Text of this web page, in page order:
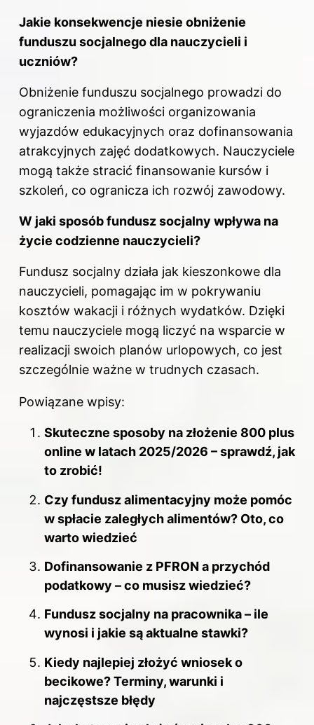
Jakie konsekwencje niesie obniżenie
funduszu socjalnego dla nauczycieli i
uczniów?
Obniżenie funduszu socjalnego prowadzi do
ograniczenia możliwości organizowania
wyjazdów edukacyjnych oraz dofinansowania
atrakcyjnych zajęć dodatkowych. Nauczyciele
mogą także stracić finansowanie kursów i
szkoleń, co ogranicza ich rozwój zawodowy.
W jaki sposób fundusz socjalny wpływa na
życie codzienne nauczycieli?
Fundusz socjalny działa jak kieszonkowe dla
nauczycieli, pomagając im w pokrywaniu
kosztów wakacji i różnych wydatków. Dzięki
temu nauczyciele mogą liczyć na wsparcie w
realizacji swoich planów urlopowych, co jest
szczególnie ważne w trudnych czasach.
Powiązane wpisy:
Skuteczne sposoby na złożenie 800 plus
online w latach 2025/2026 – sprawdź, jak
to zrobić!
Czy fundusz alimentacyjny może pomóc
w spłacie zaległych alimentów? Oto, co
warto wiedzieć
Dofinansowanie z PFRON a przychód
podatkowy – co musisz wiedzieć?
Fundusz socjalny na pracownika – ile
wynosi i jakie są aktualne stawki?
Kiedy najlepiej złożyć wniosek o
becikowe? Terminy, warunki i
najczęstsze błędy